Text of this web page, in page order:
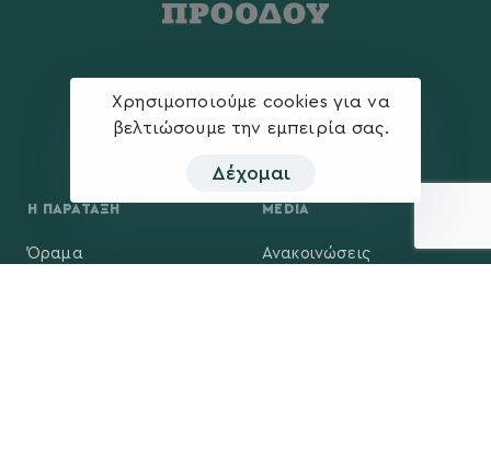
Η ΠΑΡΆΤΑΞΗ
Όραμα
MEDIA
Ανακοινώσεις
Χρησιμοποιούμε cookies για να
βελτιώσουμε την εμπειρία σας.
Δέχομαι